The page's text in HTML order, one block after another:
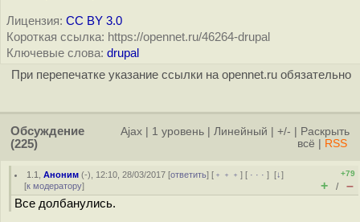
Лицензия: CC BY 3.0
Короткая ссылка: https://opennet.ru/46264-drupal
Ключевые слова: drupal
При перепечатке указание ссылки на opennet.ru обязательно
Обсуждение
(225)
Ajax 1 уровень Линейный +/-
Раскрыть
всё
RSS
1.1 ,Аноним (-), 12:10, 28/03/2017 [ответить] [ ﹢﹢﹢] [ · · ·][↓]
[к модератору]
+79
+ / –
Все долбанулись.